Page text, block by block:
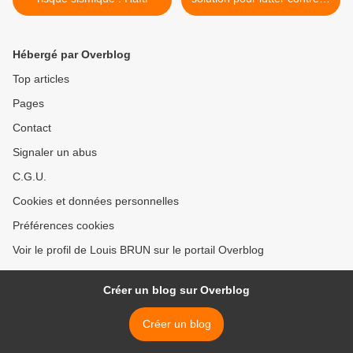
réchauffement climatique ?
Hébergé par Overblog
Top articles
Pages
Contact
Signaler un abus
C.G.U.
Cookies et données personnelles
Préférences cookies
Voir le profil de Louis BRUN sur le portail Overblog
Créer un blog sur Overblog
Créer un blog